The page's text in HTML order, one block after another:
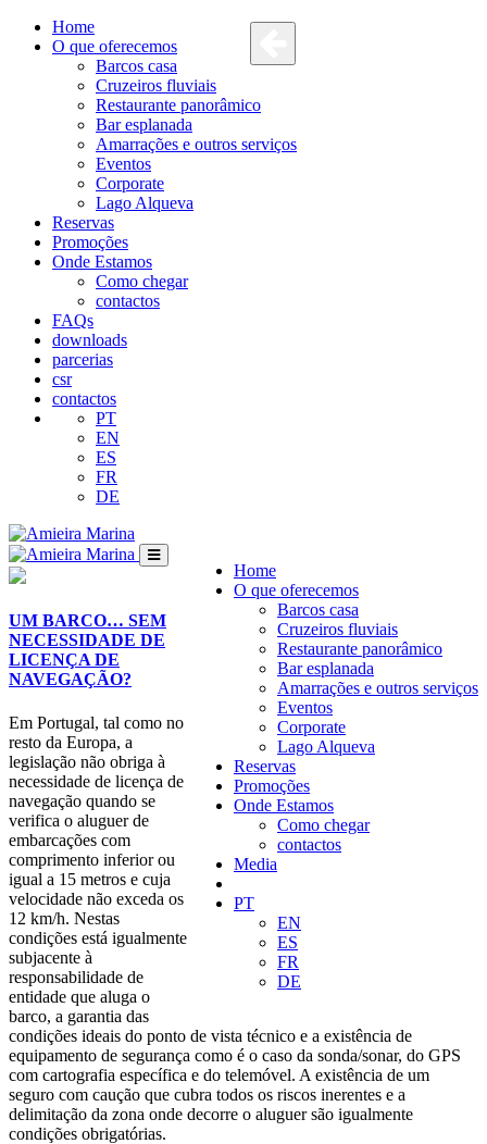
Home
O que oferecemos
Barcos casa
Cruzeiros fluviais
Restaurante panorâmico
Bar esplanada
Amarrações e outros serviços
Eventos
Corporate
Lago Alqueva
Reservas
Promoções
Onde Estamos
Como chegar
contactos
FAQs
downloads
parcerias
csr
contactos
PT
EN
ES
FR
DE
Home
O que oferecemos
Barcos casa
Cruzeiros fluviais
Restaurante panorâmico
Bar esplanada
Amarrações e outros serviços
Eventos
Corporate
Lago Alqueva
Reservas
Promoções
Onde Estamos
Como chegar
contactos
Media
PT
EN
ES
FR
DE
UM BARCO… SEM
NECESSIDADE DE
LICENÇA DE
NAVEGAÇÃO?
Em Portugal, tal como no
resto da Europa, a
legislação não obriga à
necessidade de licença de
navegação quando se
verifica o aluguer de
embarcações com
comprimento inferior ou
igual a 15 metros e cuja
velocidade não exceda os
12 km/h. Nestas
condições está igualmente
subjacente à
responsabilidade de
entidade que aluga o
barco, a garantia das
condições ideais do ponto de vista técnico e a existência de
equipamento de segurança como é o caso da sonda/sonar, do GPS
com cartografia específica e do telemóvel. A existência de um
seguro com caução que cubra todos os riscos inerentes e a
delimitação da zona onde decorre o aluguer são igualmente
condições obrigatórias.